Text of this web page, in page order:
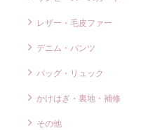
レザー・毛皮ファー
デニム・パンツ
バッグ・リュック
かけはぎ・裏地・補修
その他